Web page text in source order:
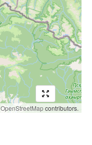
OpenStreetMapcontributors.